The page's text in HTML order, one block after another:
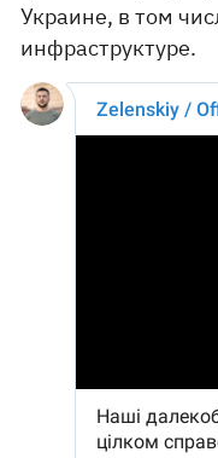
Украине, в том
инфраструктуре.